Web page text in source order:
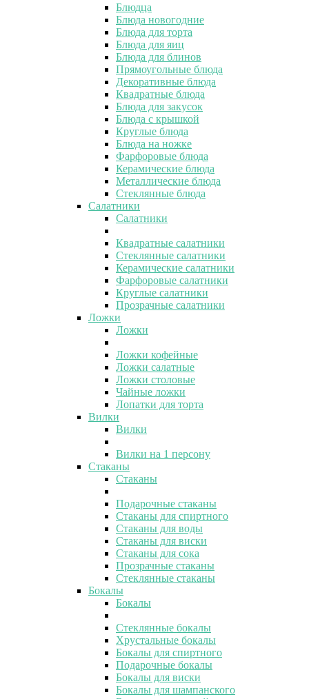
Блюдца
Блюда новогодние
Блюда для торта
Блюда для яиц
Блюда для блинов
Прямоугольные блюда
Декоративные блюда
Квадратные блюда
Блюда для закусок
Блюда с крышкой
Круглые блюда
Блюда на ножке
Фарфоровые блюда
Керамические блюда
Металлические блюда
Стеклянные блюда
Салатники
Салатники
Квадратные салатники
Стеклянные салатники
Керамические салатники
Фарфоровые салатники
Круглые салатники
Прозрачные салатники
Ложки
Ложки
Ложки кофейные
Ложки салатные
Ложки столовые
Чайные ложки
Лопатки для торта
Вилки
Вилки
Вилки на 1 персону
Стаканы
Стаканы
Подарочные стаканы
Стаканы для спиртного
Стаканы для воды
Стаканы для виски
Стаканы для сока
Прозрачные стаканы
Стеклянные стаканы
Бокалы
Бокалы
Стеклянные бокалы
Хрустальные бокалы
Бокалы для спиртного
Подарочные бокалы
Бокалы для виски
Бокалы для шампанского